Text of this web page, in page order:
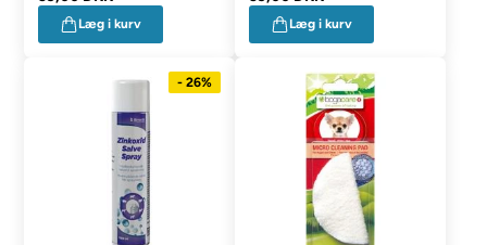
Læg i kurv Læg i kurv
- 26%